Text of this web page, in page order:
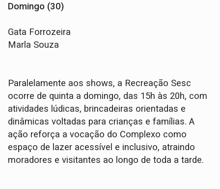
Domingo (30)
Gata Forrozeira
Marla Souza
Paralelamente aos shows, a Recreação Sesc
ocorre de quinta a domingo, das 15h às 20h, com
atividades lúdicas, brincadeiras orientadas e
dinâmicas voltadas para crianças e famílias. A
ação reforça a vocação do Complexo como
espaço de lazer acessível e inclusivo, atraindo
moradores e visitantes ao longo de toda a tarde.